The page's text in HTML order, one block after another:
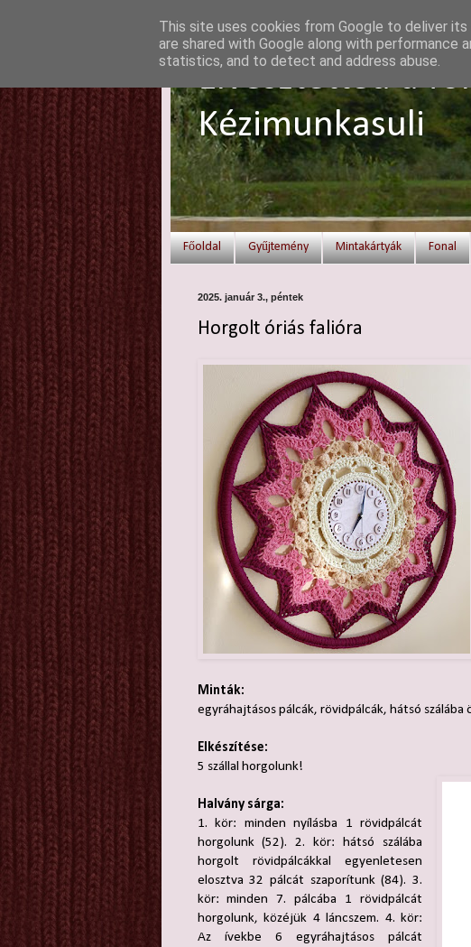
Elvesztetted a
Kézimunkasuli
Főoldal Gyűjtemény Mintakártyák Fonal
2025. január 3., péntek
Horgolt óriás falióra
Minták:
egyráhajtásos pálcák, rövidpálcák, hátsó
Elkészítése:
5 szállal horgolunk!
Halvány sárga:
1. kör: minden nyílásba 1 rövidpálcát
horgolunk (52). 2. kör: hátsó szálába
horgolt rövidpálcákkal egyenletesen
elosztva 32 pálcát szaporítunk (84). 3.
kör: minden 7. pálcába 1 rövidpálcát
horgolunk, közéjük 4 láncszem. 4. kör:
Az ívekbe 6 egyráhajtásos pálcát
This site uses cookies from Google to deliver
are shared with Google along with performance
statistics, and to detect and address abuse.